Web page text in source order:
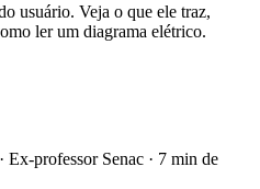
usuário. Veja o que ele traz,
ler um diagrama elétrico.
Ex-professor Senac · 7 min de